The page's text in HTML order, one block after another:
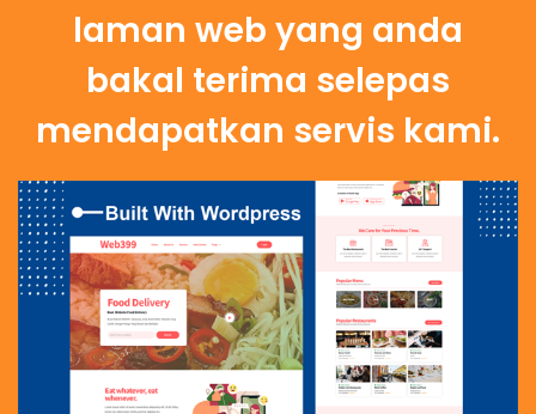
laman web yang anda
bakal terima selepas
mendapatkan servis kami.